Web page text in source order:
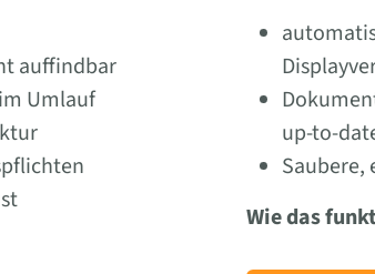
auffindbar
Umlauf
up-to-
Wie das